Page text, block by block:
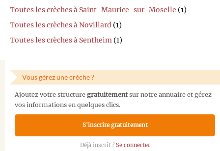
Toutes les crèches à Saint-Maurice-sur-Moselle (1)
Toutes les crèches à Novillard (1)
Toutes les crèches à Sentheim (1)
Vous gérez une crèche ?
Ajoutez votre structure gratuitementsur notre annuaire et gérez
vos informations en quelques clics.
S'inscrire gratuitement
Déjà inscrit ? Se connecter